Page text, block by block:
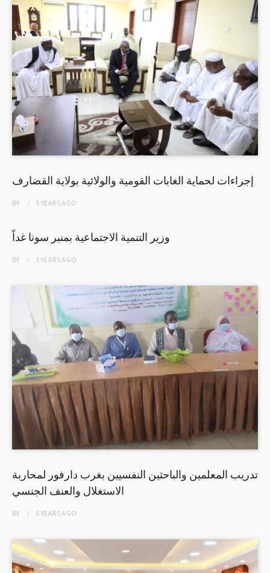
إجراءات لحماية الغابات القومية والولائية بولاية القضارف
BY 5 YEARSAGO
وزير التنمية الاجتماعية بمنبر سونا غداً
BY 5 YEARSAGO
تدريب المعلمين والباحثين النفسيين بغرب دارفور لمحاربة
الاستغلال والعنف الجنسي
BY 5 YEARSAGO